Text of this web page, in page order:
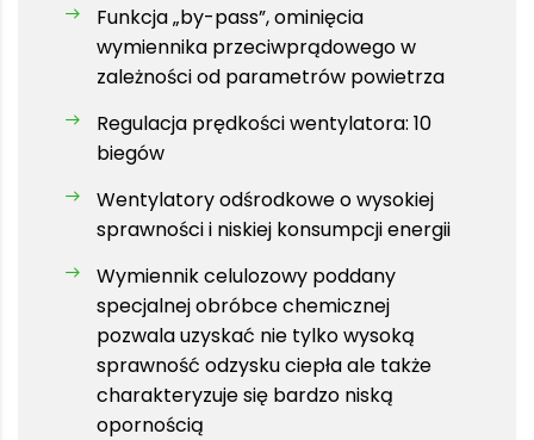
Funkcja „by-pass”, ominięcia
wymiennika przeciwprądowego w
zależności od parametrów powietrza
Regulacja prędkości wentylatora: 10
biegów
Wentylatory odśrodkowe o wysokiej
sprawności i niskiej konsumpcji energii
Wymiennik celulozowy poddany
specjalnej obróbce chemicznej
pozwala uzyskać nie tylko wysoką
sprawność odzysku ciepła ale także
charakteryzuje się bardzo niską
opornością